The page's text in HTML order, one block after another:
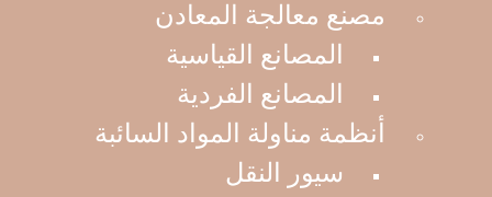
Mining show
Gallery
مصنع معالجة المعادن
المصانع القياسية
المصانع الفردية
أنظمة مناولة المواد السائبة
سيور النقل